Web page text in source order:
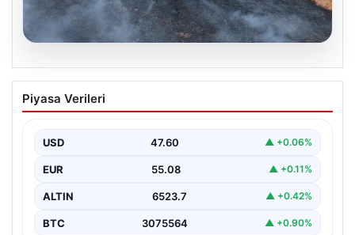
Tunceli’de otluk yangını ormanlık alana
sıçramadan kontrol altına alındı
arasında bulunan otlaklık bölgede henüz
belirlenemeyen bir nedenle…
Piyasa Verileri
USD 47.60 ▲ +0.06%
EUR 55.08 ▲ +0.11%
ALTIN 6523.7 ▲ +0.42%
BTC 3075564 ▲ +0.90%